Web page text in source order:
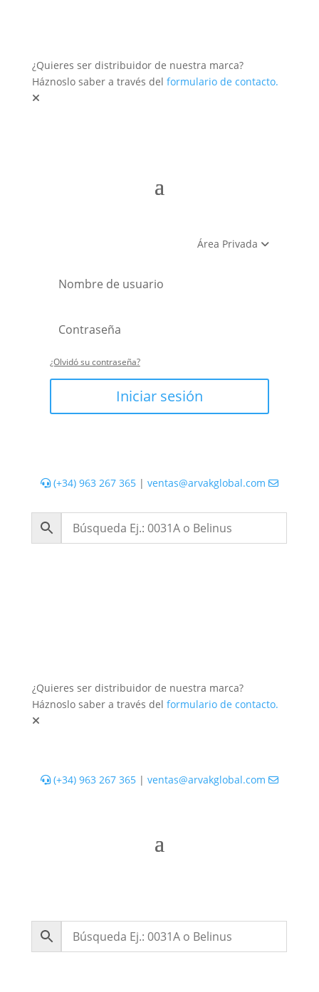
¿Quieres ser distribuidor de nuestra marca?
Háznoslo saber a través del formulario de contacto.
Área Privada
¿Olvidó su contraseña?
Iniciar sesión
(+34) 963 267 365| ventas@arvakglobal.com
¿Quieres ser distribuidor de nuestra marca?
Háznoslo saber a través del formulario de contacto.
(+34) 963 267 365| ventas@arvakglobal.com